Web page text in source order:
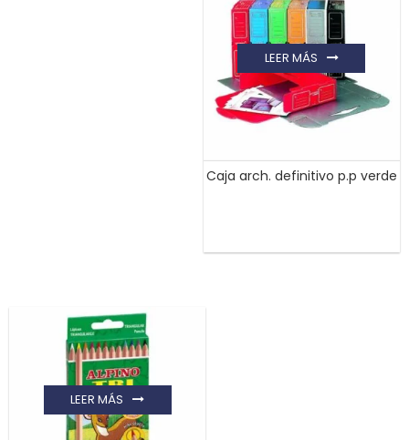
Caja arch. definitivo p.p verde
LEER MÁS
LEER MÁS